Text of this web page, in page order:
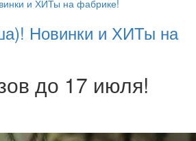
Новинки и ХИТы на
до 17 июля!